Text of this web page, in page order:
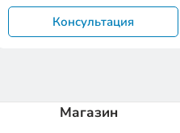
Консультация
Магазин